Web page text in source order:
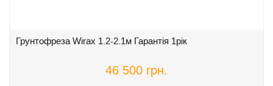
Грунтофреза Wirax 1.2-2.1м Гарантія 1рік
46 500 грн.